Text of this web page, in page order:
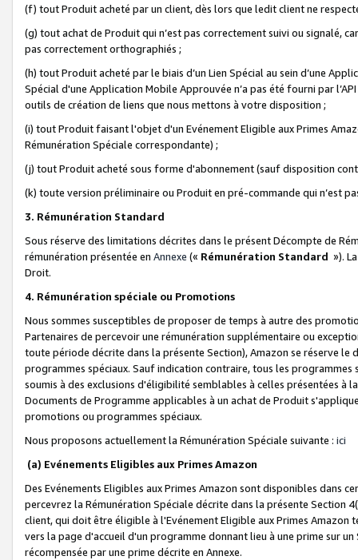
(f) tout Produit acheté par un client, dès lors que ledit client ne
(g) tout achat de Produit qui n’est pas correctement suivi ou signalé,
pas correctement orthographiés ;
(h) tout Produit acheté par le biais d’un Lien Spécial au sein d’une
Spécial d'une Application Mobile Approuvée n’a pas été fourni par
outils de création de liens que nous mettons à votre disposition ;
(i) tout Produit faisant l'objet d'un Evénement Eligible aux Primes
Rémunération Spéciale correspondante) ;
(j) tout Produit acheté sous forme d'abonnement (sauf disposition
(k) toute version préliminaire ou Produit en pré-commande qui n’est
3. Rémunération Standard
Sous réserve des limitations décrites dans le présent Décompte de
rémunération présentée en Annexe (« Rémunération Standard »).
Droit.
4. Rémunération spéciale ou Promotions
Nous sommes susceptibles de proposer de temps à autre des
Partenaires de percevoir une rémunération supplémentaire ou
toute période décrite dans la présente Section), Amazon se réserve
programmes spéciaux. Sauf indication contraire, tous les
soumis à des exclusions d'éligibilité semblables à celles présentées à
Documents de Programme applicables à un achat de Produit
promotions ou programmes spéciaux.
Nous proposons actuellement la Rémunération Spéciale suivante : ici
(a) Evénements Eligibles aux Primes Amazon
Des Evénements Eligibles aux Primes Amazon sont disponibles dans
percevrez la Rémunération Spéciale décrite dans la présente Section
client, qui doit être éligible à l'Evénement Eligible aux Primes Amazon
vers la page d'accueil d'un programme donnant lieu à une prime sur
récompensée par une prime décrite en Annexe.